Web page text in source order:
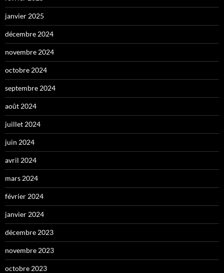
janvier 2025
décembre 2024
novembre 2024
octobre 2024
septembre 2024
août 2024
juillet 2024
juin 2024
avril 2024
mars 2024
février 2024
janvier 2024
décembre 2023
novembre 2023
octobre 2023